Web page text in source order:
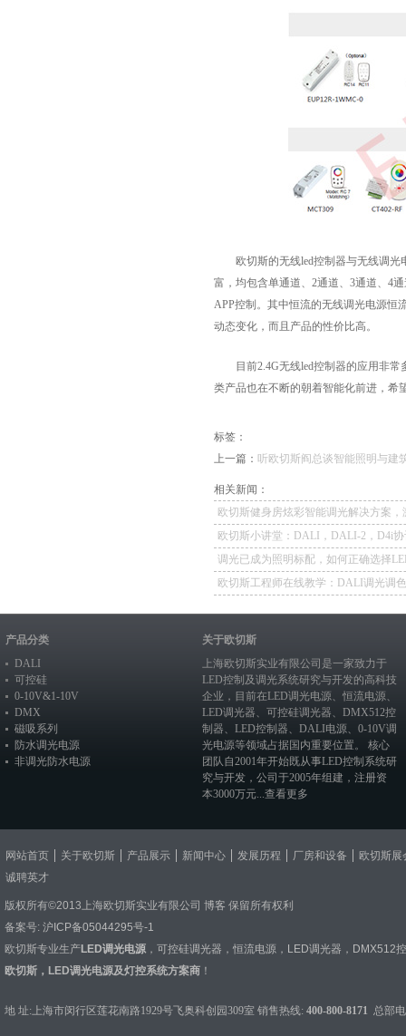
欧切斯的无线led控制器与无线调光
富，均包含单通道、2通道、3通道、4
APP控制。其中恒流的无线调光电源恒
动态变化，而且产品的性价比高。
目前2.4G无线led控制器的应用非常
类产品也在不断的朝着智能化前进，希
标签：
上一篇： 听欧切斯阎总谈智能照明与建
相关新闻：
欧切斯健身房炫彩智能调光解决方案，
无限潜能
欧切斯小讲堂：DALI，DALI-2，D4i
应用
调光已成为照明标配，如何正确选择
源？
欧切斯工程师在线教学：DALI调光调
产品分类
DALI
可控硅
0-10V&1-10V
DMX
磁吸系列
防水调光电源
非调光防水电源
关于欧切斯
上海欧切斯实业有限公司是一家致力于
LED控制及调光系统研究与开发的高科技
企业，目前在LED调光电源、恒流电源、
LED调光器、 可控硅调光器、 DMX512控
制器、 LED控制器、 DALI电源、 0-10V调
光电源等领域占据国内重要位置。 核心
团队自2001年开始既从事LED控制系统研
究与开发，公司于2005年组建，注册资
本3000万元...查看更多
网站首页 关于欧切斯 产品展示 新闻中心 发展历程 厂房和设备
欧切斯展
诚聘英才
版权所有©2013上海欧切斯实业有限公司 博客 保留所有权利
备案号: 沪ICP备05044295号-1
欧切斯专业生产LED调光电源 ， 可控硅调光器 ， 恒流电源 ， LED调光器 ， DMX512
欧切斯，LED调光电源及灯控系统方案商 ！
地 址:上海市闵行区莲花南路1929号飞奥科创园309室 销售热线: 400-800-8171 总部